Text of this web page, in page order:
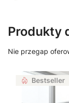
Produkty
Nie przegap
Bestseller